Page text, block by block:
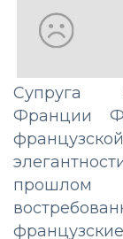
Супруга
Франции
прошлом